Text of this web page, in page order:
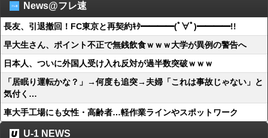
News@フレ速
長友、引退撤回！FC東京と再契約ｷﾀ━━━━(ﾟ∀ﾟ)━━━━!!
早大生さん、ポイント不正で無銭飲食ｗｗｗ大学が異例の警告へ
日本人、ついに外国人受け入れ反対が過半数突破ｗｗｗ
「居眠り運転かな？」→何度も追突→夫婦「これは事故じゃない」と
気付く…
車大手工場にも女性・高齢者…軽作業ラインやスポットワーク
U-1 NEWS